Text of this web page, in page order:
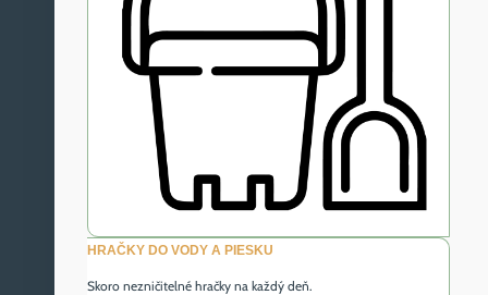
HRAČKY DO VODY A PIESKU
Skoro nezničitelné hračky na každý deň.